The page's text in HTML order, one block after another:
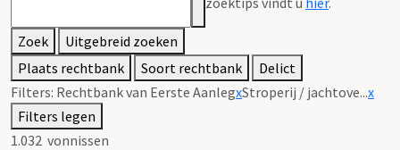
Zoek
Uitgebreid zoeken
Plaats rechtbank
Soort rechtbank
Delict
Filters: Rechtbank van Eerste AanlegxStroperij / jachtove...x
Filters legen
1.032 vonnissen